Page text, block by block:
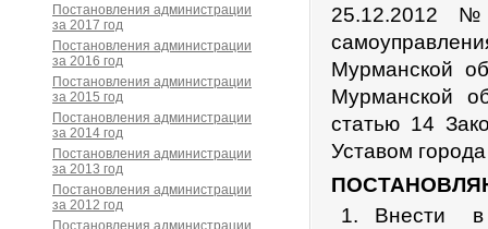
25.12.2012
Мурманской
Мурманской
статью 14
Уставом
Внести
Постановления администрации
за 2017 год
Постановления администрации
за 2016 год
Постановления администрации
за 2015 год
Постановления администрации
за 2014 год
Постановления администрации
за 2013 год
Постановления администрации
за 2012 год
Постановления администрации